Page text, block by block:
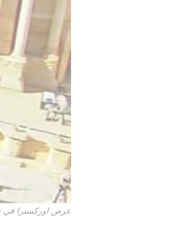
عرض اوركسترا في